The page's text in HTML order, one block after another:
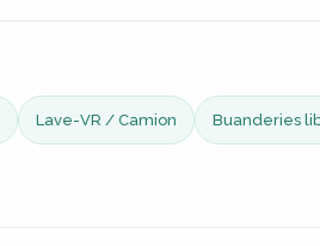
Lave-VR / Camion Buanderies